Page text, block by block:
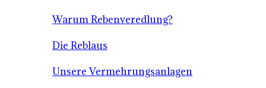
Warum Rebenveredlung?
Die Reblaus
Unsere Vermehrungsanlagen